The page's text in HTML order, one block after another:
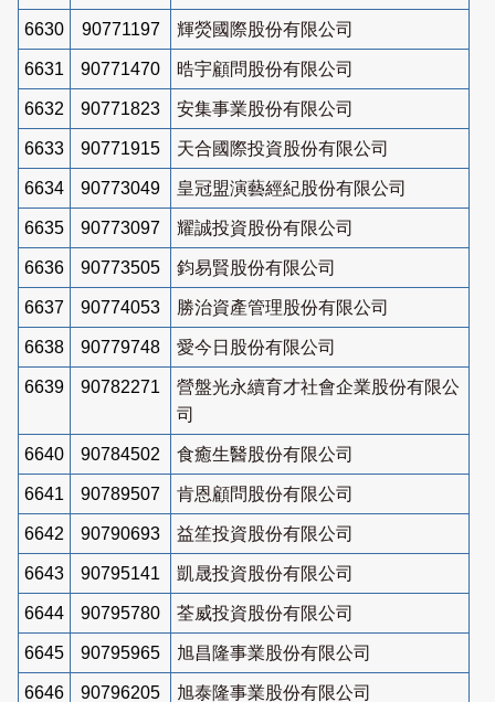
6630 90771197 輝熒國際股份有限公司
6631 90771470 晧宇顧問股份有限公司
6632 90771823 安集事業股份有限公司
6633 90771915 天合國際投資股份有限公司
6634 90773049 皇冠盟演藝經紀股份有限公司
6635 90773097 耀誠投資股份有限公司
6636 90773505 鈞易賢股份有限公司
6637 90774053 勝治資產管理股份有限公司
6638 90779748 愛今日股份有限公司
6639 90782271
營盤光永續育才社會企業股份有限公
司
6640 90784502 食癒生醫股份有限公司
6641 90789507 肯恩顧問股份有限公司
6642 90790693 益笙投資股份有限公司
6643 90795141 凱晟投資股份有限公司
6644 90795780 荃威投資股份有限公司
6645 90795965 旭昌隆事業股份有限公司
6646 90796205 旭泰隆事業股份有限公司